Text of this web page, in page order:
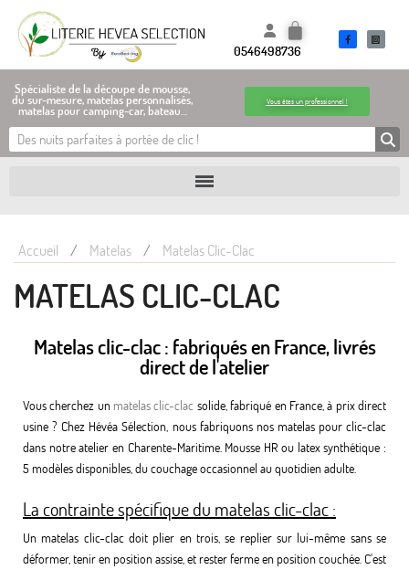
0546498736
Spécialiste de la découpe de mousse,
du sur-mesure, matelas personnalisés,
matelas pour camping-car, bateau…
Vous êtes un professionnel !
Accueil Matelas Matelas Clic-Clac
MATELAS CLIC-CLAC
Matelas clic-clac : fabriqués en France, livrés
direct de l'atelier
Vous cherchez un matelas clic-clac solide, fabriqué en France, à prix direct
usine ? Chez Hévéa Sélection, nous fabriquons nos matelas pour clic-clac
dans notre atelier en Charente-Maritime. Mousse HR ou latex synthétique :
5 modèles disponibles, du couchage occasionnel au quotidien adulte.
La contrainte spécifique du matelas clic-clac :
Un matelas clic-clac doit plier en trois, se replier sur lui-même sans se
déformer, tenir en position assise, et rester ferme en position couchée. C'est